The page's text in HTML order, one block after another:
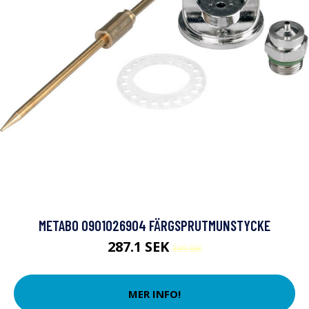
METABO 0901026904 FÄRGSPRUTMUNSTYCKE
287.1 SEK339 SEK
MER INFO!